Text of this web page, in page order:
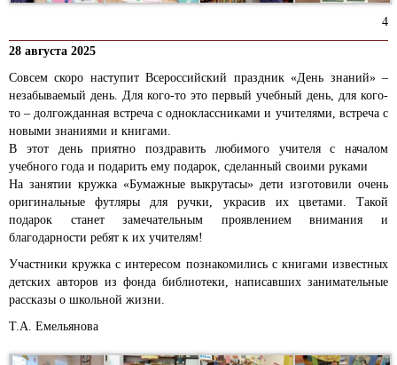
4
28 августа 2025
Совсем скоро наступит Всероссийский праздник «День знаний» –
незабываемый день. Для кого-то это первый учебный день, для кого-
то – долгожданная встреча с одноклассниками и учителями, встреча с
новыми знаниями и книгами.
В этот день приятно поздравить любимого учителя с началом
учебного года и подарить ему подарок, сделанный своими руками
На занятии кружка «Бумажные выкрутасы» дети изготовили очень
оригинальные футляры для ручки, украсив их цветами. Такой
подарок станет замечательным проявлением внимания и
благодарности ребят к их учителям!
Участники кружка с интересом познакомились с книгами известных
детских авторов из фонда библиотеки, написавших занимательные
рассказы о школьной жизни.
Т.А. Емельянова